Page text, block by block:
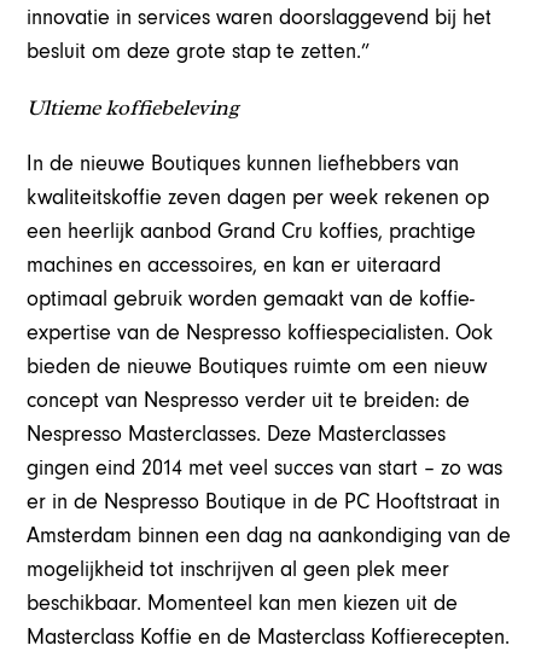
innovatie in services waren doorslaggevend bij het
besluit om deze grote stap te zetten.”
Ultieme koffiebeleving
In de nieuwe Boutiques kunnen liefhebbers van
kwaliteitskoffie zeven dagen per week rekenen op
een heerlijk aanbod Grand Cru koffies, prachtige
machines en accessoires, en kan er uiteraard
optimaal gebruik worden gemaakt van de koffie-
expertise van de Nespresso koffiespecialisten. Ook
bieden de nieuwe Boutiques ruimte om een nieuw
concept van Nespresso verder uit te breiden: de
Nespresso Masterclasses. Deze Masterclasses
gingen eind 2014 met veel succes van start – zo was
er in de Nespresso Boutique in de PC Hooftstraat in
Amsterdam binnen een dag na aankondiging van de
mogelijkheid tot inschrijven al geen plek meer
beschikbaar. Momenteel kan men kiezen uit de
Masterclass Koffie en de Masterclass Koffierecepten.